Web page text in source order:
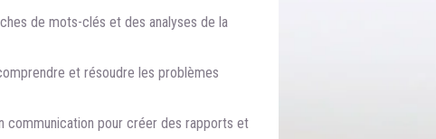
de mots-clés et des analyses de la
et résoudre les problèmes
communication pour créer des rapports et